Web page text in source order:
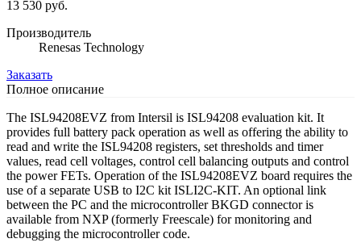
13 530 руб.
Производитель
Renesas Technology
Заказать
Полное описание
The ISL94208EVZ from Intersil is ISL94208 evaluation kit. It
provides full battery pack operation as well as offering the ability to
read and write the ISL94208 registers, set thresholds and timer
values, read cell voltages, control cell balancing outputs and control
the power FETs. Operation of the ISL94208EVZ board requires the
use of a separate USB to I2C kit ISLI2C-KIT. An optional link
between the PC and the microcontroller BKGD connector is
available from NXP (formerly Freescale) for monitoring and
debugging the microcontroller code.